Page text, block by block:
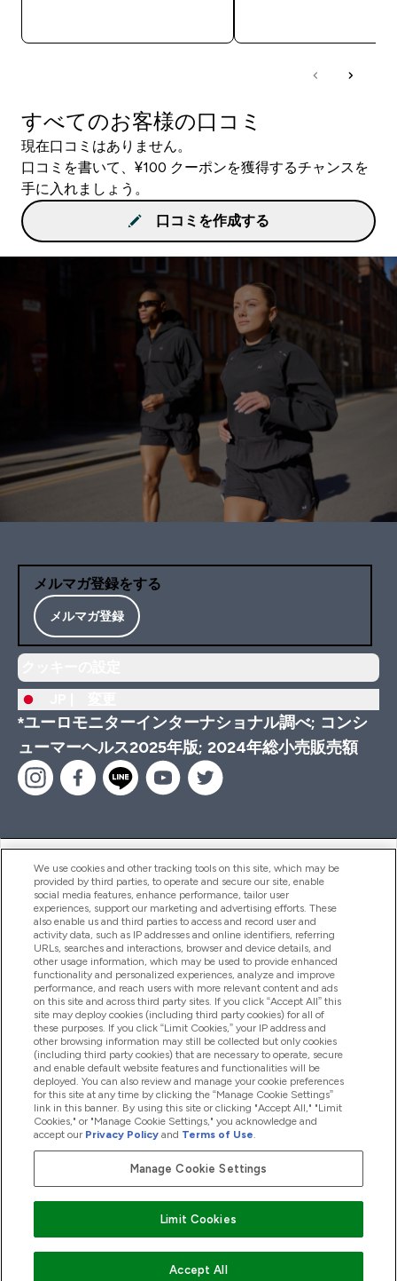
すべてのお客様の口コミ
現在口コミはありません。
口コミを書いて、¥100 クーポンを獲得するチャンスを
手に入れましょう。
口コミを作成する
メルマガ登録をする
メルマガ登録
*ユーロモニターインターナショナル調べ; コンシ
ューマーヘルス2025年版; 2024年総小売販売額
ヘルプ＆ガイド
商品について
会社概要
特典＆ポイント
2026 The Hut.com Ltd
Pay with
We use cookies and other tracking tools on this site, which may be
provided by third parties, to operate and secure our site, enable
social media features, enhance performance, tailor user
experiences, support our marketing and advertising efforts. These
also enable us and third parties to access and record user and
activity data, such as IP addresses and online identifiers, referring
URLs, searches and interactions, browser and device details, and
other usage information, which may be used to provide enhanced
functionality and personalized experiences, analyze and improve
performance, and reach users with more relevant content and ads
on this site and across third party sites. If you click “Accept All” this
site may deploy cookies (including third party cookies) for all of
these purposes. If you click “Limit Cookies,” your IP address and
other browsing information may still be collected but only cookies
(including third party cookies) that are necessary to operate, secure
and enable default website features and functionalities will be
deployed. You can also review and manage your cookie preferences
for this site at any time by clicking the “Manage Cookie Settings”
link in this banner. By using this site or clicking "Accept All," "Limit
Cookies," or "Manage Cookie Settings," you acknowledge and
accept our Privacy Policy and Terms of Use.
Manage Cookie Settings
Limit Cookies
Accept All